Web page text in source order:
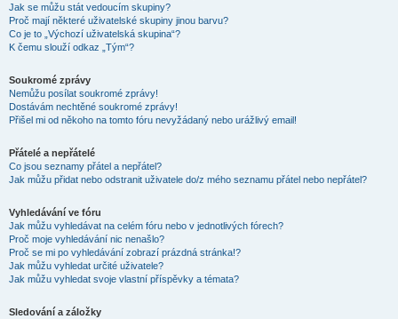
Jak se můžu stát vedoucím skupiny?
Proč mají některé uživatelské skupiny jinou barvu?
Co je to „Výchozí uživatelská skupina“?
K čemu slouží odkaz „Tým“?
Soukromé zprávy
Nemůžu posílat soukromé zprávy!
Dostávám nechtěné soukromé zprávy!
Přišel mi od někoho na tomto fóru nevyžádaný nebo urážlivý email!
Přátelé a nepřátelé
Co jsou seznamy přátel a nepřátel?
Jak můžu přidat nebo odstranit uživatele do/z mého seznamu přátel nebo nepřátel?
Vyhledávání ve fóru
Jak můžu vyhledávat na celém fóru nebo v jednotlivých fórech?
Proč moje vyhledávání nic nenašlo?
Proč se mi po vyhledávání zobrazí prázdná stránka!?
Jak můžu vyhledat určité uživatele?
Jak můžu vyhledat svoje vlastní příspěvky a témata?
Sledování a záložky